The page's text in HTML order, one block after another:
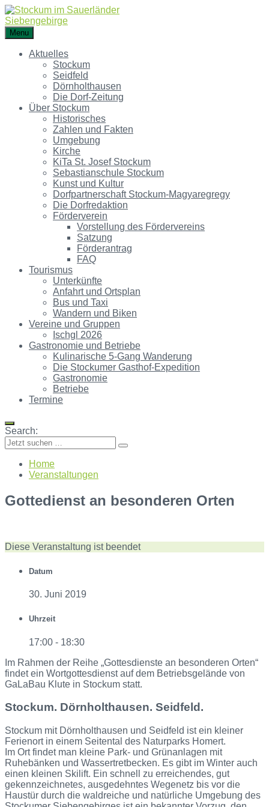
Menu
Aktuelles
Stockum
Seidfeld
Dörnholthausen
Die Dorf-Zeitung
Über Stockum
Historisches
Zahlen und Fakten
Umgebung
Kirche
KiTa St. Josef Stockum
Sebastianschule Stockum
Kunst und Kultur
Dorfpartnerschaft Stockum-Magyaregregy
Die Dorfredaktion
Förderverein
Vorstellung des Fördervereins
Satzung
Förderantrag
FAQ
Tourismus
Unterkünfte
Anfahrt und Ortsplan
Bus und Taxi
Wandern und Biken
Vereine und Gruppen
Ischgl 2026
Gastronomie und Betriebe
Kulinarische 5-Gang Wanderung
Die Stockumer Gasthof-Expedition
Gastronomie
Betriebe
Termine
Search:
Home
Veranstaltungen
Gottedienst an besonderen Orten
Diese Veranstaltung ist beendet
Datum
30. Juni 2019
Uhrzeit
17:00 - 18:30
Im Rahmen der Reihe „Gottesdienste an besonderen Orten“
findet ein Wortgottesdienst auf dem Betriebsgelände von
GaLaBau Klute in Stockum statt.
Stockum. Dörnholthausen. Seidfeld.
Stockum mit Dörnholthausen und Seidfeld ist ein kleiner
Ferienort in einem Seitental des Naturparks Homert.
Im Ort findet man kleine Park- und Grünanlagen mit
Ruhebänken und Wassertretbecken. Es gibt im Winter auch
einen kleinen Skilift. Ein schnell zu erreichendes, gut
gekennzeichnetes, ausgedehntes Wegenetz bis vor die
Haustür durch die waldreiche und natürliche Umgebung des